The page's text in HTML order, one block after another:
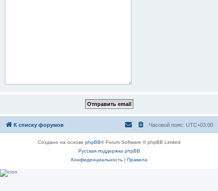
К списку форумов Часовой пояс: UTC+03:00
Создано на основе phpBB® Forum Software © phpBB Limited
Русская поддержка phpBB
Конфиденциальность| Правила